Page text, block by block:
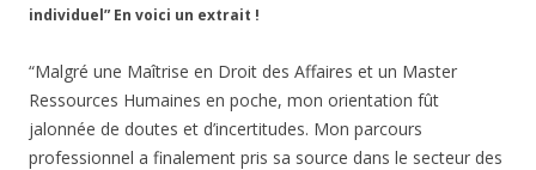
individuel” En voici un extrait !
“Malgré une Maîtrise en Droit des Affaires et un Master
Ressources Humaines en poche, mon orientation fût
jalonnée de doutes et d’incertitudes. Mon parcours
professionnel a finalement pris sa source dans le secteur des